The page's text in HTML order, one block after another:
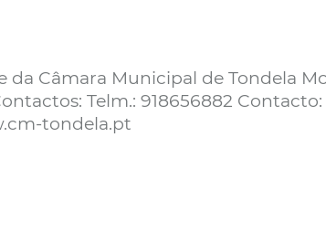
da Câmara Municipal de Tondela
Telm.: 918656882 Contacto:
tondela.pt